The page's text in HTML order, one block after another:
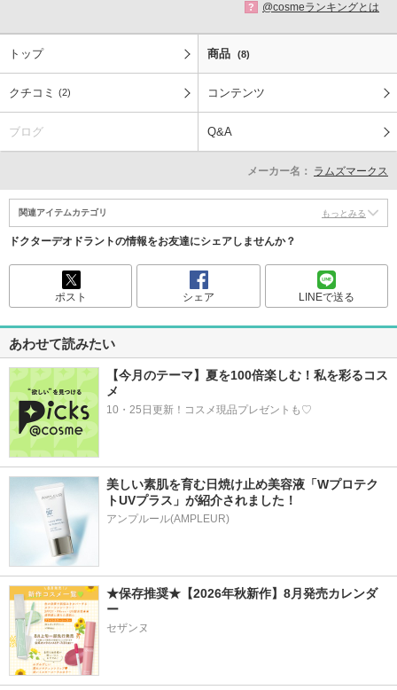
? @cosmeランキングとは
トップ 商品 (8)
クチコミ (2) コンテンツ
ブログ Q&A
メーカー名： ラムズマークス
関連アイテムカテゴリ もっとみる
ドクターデオドラントの情報をお友達にシェアしませんか？
ポスト シェア LINEで送る
あわせて読みたい
【今月のテーマ】夏を100倍楽しむ！私を彩るコス
メ
10・25日更新！コスメ現品プレゼントも♡
美しい素肌を育む日焼け止め美容液「Wプロテク
トUVプラス」が紹介されました！
アンプルール(AMPLEUR)
★保存推奨★【2026年秋新作】8月発売カレンダ
ー
セザンヌ